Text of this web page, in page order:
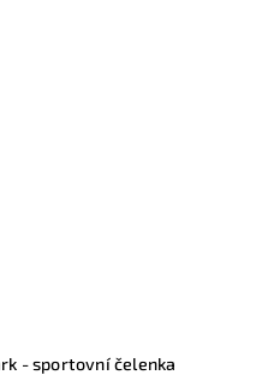
- sportovní čelenka